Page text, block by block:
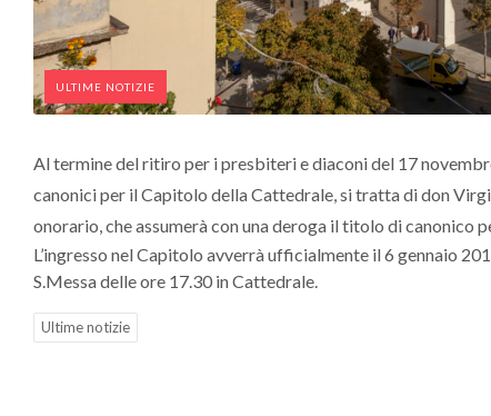
ULTIME NOTIZIE
Al termine del ritiro per i presbiteri e diaconi del 17
canonici per il Capitolo della Cattedrale, si tratta di don
onorario, che assumerà con una deroga il titolo di canonico
L’ingresso nel Capitolo avverrà ufficialmente il 6 gennaio
S.Messa delle ore 17.30 in Cattedrale.
Ultime notizie